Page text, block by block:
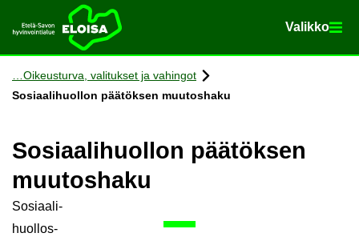
Etusi­vu Va­lik­ko
Va­lik­ko
Siir­ry si­säl­töön
Oi­keus­tur­va, va­li­tuk­set ja va­hin­got
So­si­aa­li­huol­lon pää­tök­sen muu­tos­ha­ku
So­si­aa­li­huol­lon pää­tök­sen
muu­tos­ha­ku
So­si­aa­li­
huol­los­